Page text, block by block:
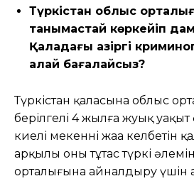
Түркістан облыс
танымастай көркейіп
Қаладағы қазіргі
қалай бағалайсыз?
Түркістан қаласына облыс
берілгелі 4 жылға жуық уақыт
киелі мекеннің жаңа келбетін
арқылы оны тұтас түркі
орталығына айналдыру үшін